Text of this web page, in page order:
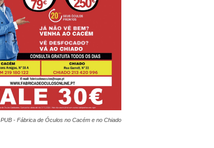
PUB - Fábrica de Óculos no Cacém e no Chiado